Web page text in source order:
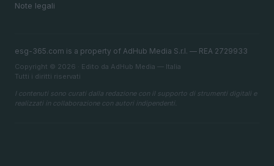
Note legali
esg-365.com is a property of AdHub Media S.r.l. — REA 2729933
Copyright © 2026 · Edito da AdHub Media — Italia
Tutti i diritti riservati
I contenuti sono curati dalla redazione con il supporto di strumenti digitali e
realizzati in collaborazione con autori indipendenti.